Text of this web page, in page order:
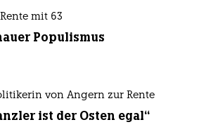
mit 63
Populismus
von Angern zur Rente
ist der Osten egal“